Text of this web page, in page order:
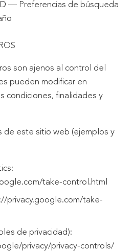
— Preferencias de búsqueda
son ajenos al control del
pueden modificar en
condiciones, finalidades y
de este sitio web (ejemplos y
take-control.html
privacy.google.com/take-
de privacidad):
privacy/privacy-controls/